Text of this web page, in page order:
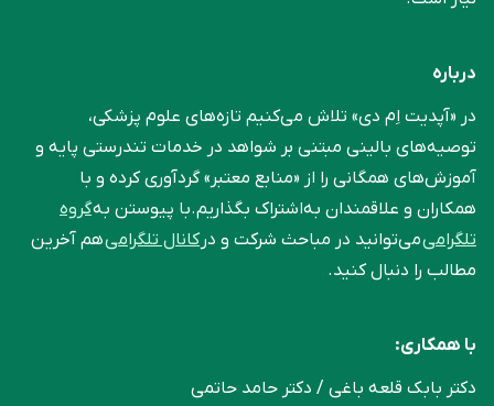
درباره
در «آپدیت اِم دی» تلاش می‌کنیم تازه‌های علوم پزشکی،
توصیه‌های بالینی مبتنی بر شواهد در خدمات تندرستی پایه و
آموزش‌های همگانی را از «منابع معتبر» گردآوری کرده و با
همکاران و علاقمندان به‌اشتراک بگذاریم.با پیوستن بهگروه
تلگرامیمی‌توانید در مباحث شرکت و درکانال تلگرامیهم آخرین
مطالب را دنبال کنید.
با همکاری:
دکتر بابک قلعه‌ باغی / دکتر حامد حاتمی